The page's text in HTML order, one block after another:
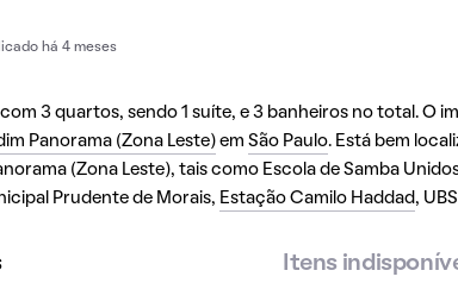
há 4 meses
3 quartos, sendo 1 suíte, e 3 banheiros no total. O
Panorama (Zona Leste)em São Paulo. Está bem
(Zona Leste), tais como Escola de Samba
Prudente de Morais, Estação Camilo Haddad,
Itens